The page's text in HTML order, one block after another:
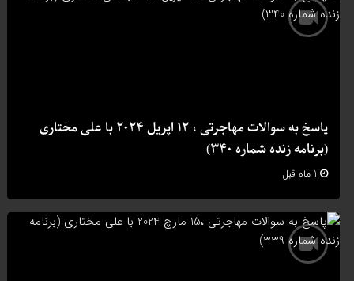
پاسخ به سوالات مهاجرتی ، 12 اپریل 2024 با علی مختاری
(برنامه زنده شماره 340)
1 ماه قبل